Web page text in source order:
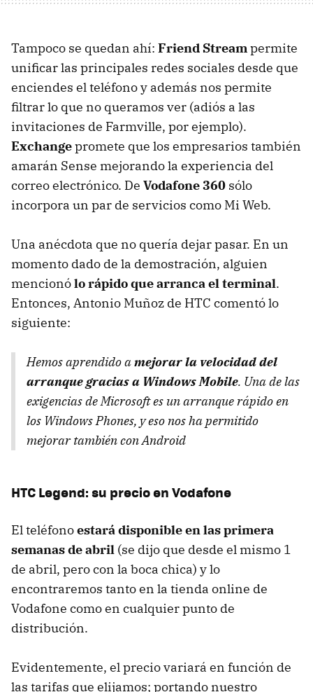
Tampoco se quedan ahí: Friend Streampermite
unificar las principales redes sociales desde que
enciendes el teléfono y además nos permite
filtrar lo que no queramos ver (adiós a las
invitaciones de Farmville, por ejemplo).
Exchangepromete que los empresarios también
amarán Sense mejorando la experiencia del
correo electrónico. De Vodafone 360 sólo
incorpora un par de servicios como Mi Web.
Una anécdota que no quería dejar pasar. En un
momento dado de la demostración, alguien
mencionólo rápido que arranca el terminal.
Entonces, Antonio Muñoz de HTC comentó lo
siguiente:
Hemos aprendido amejorar la velocidad del
arranque gracias a Windows Mobile. Una de las
exigencias de Microsoft es un arranque rápido en
los Windows Phones, y eso nos ha permitido
mejorar también con Android
HTCLegend: su precio en Vodafone
El teléfonoestará disponible en las primera
semanas de abril (se dijo que desde el mismo 1
de abril, pero con la boca chica) y lo
encontraremos tanto en la tienda online de
Vodafone como en cualquier punto de
distribución.
Evidentemente, el precio variará en función de
las tarifas que elijamos; portando nuestro